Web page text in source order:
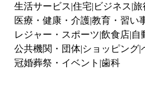
生活サービス 住宅 ビジネス 旅
医療・健康・介護教育・習い
レジャー・スポーツ 飲食店 自
公共機関・団体 ショッピング
冠婚葬祭・イベント 歯科